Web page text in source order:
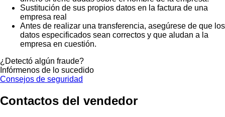
Sustitución de sus propios datos en la factura de una
empresa real
Antes de realizar una transferencia, asegúrese de que los
datos especificados sean correctos y que aludan a la
empresa en cuestión.
¿Detectó algún fraude?
Infórmenos de lo sucedido
Consejos de seguridad
Contactos del vendedor